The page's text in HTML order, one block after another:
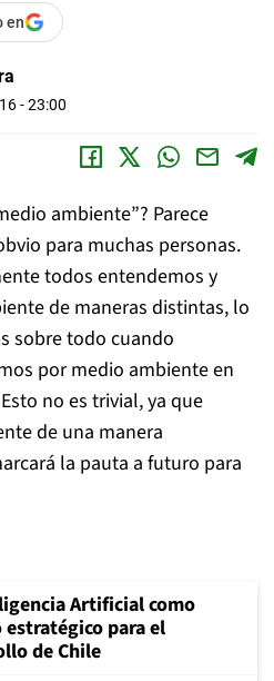
en
- 23:00
ambiente”? Parece
para muchas personas.
todos entendemos y
de maneras distintas, lo
sobre todo cuando
por medio ambiente en
no es trivial, ya que
de una manera
la pauta a futuro para
Artificial como
estratégico para el
de Chile